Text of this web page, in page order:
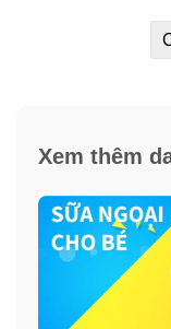
Sữa nước Similac
HMO không chỉ
Xem thêm